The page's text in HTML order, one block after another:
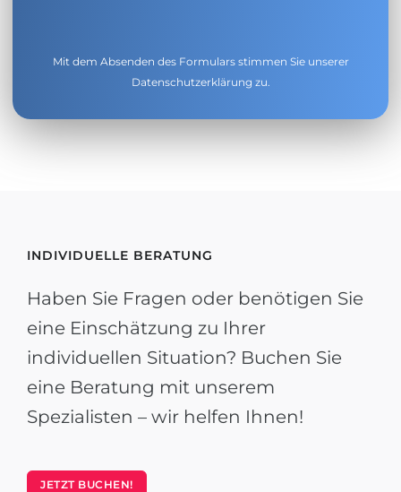
Mit dem Absenden des Formulars stimmen Sie unserer
Datenschutzerklärung zu.
INDIVIDUELLE BERATUNG
Haben Sie Fragen oder benötigen Sie
eine Einschätzung zu Ihrer
individuellen Situation? Buchen Sie
eine Beratung mit unserem
Spezialisten – wir helfen Ihnen!
JETZT BUCHEN!